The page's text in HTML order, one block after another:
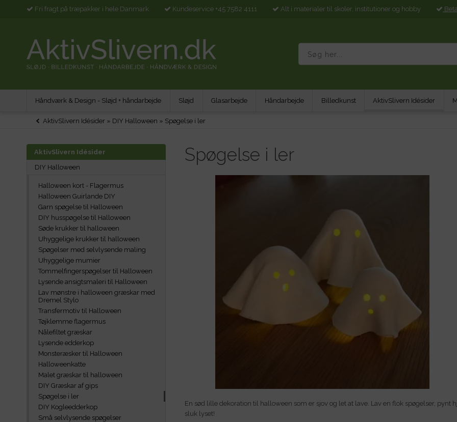
Fri fragt på træpakker i hele Danmark Kundeservice +45 7582 4111 Alt i materialer til skoler, institutioner og hobby
Håndværk & Design - Sløjd + håndarbejde Sløjd Glasarbejde Håndarbejde Billedkunst AktivSlivern Idésider
AktivSlivern Idésider » DIY Halloween » Spøgelse i ler
AktivSlivern Idésider
DIY Halloween
Halloween kort - Flagermus
Halloween Guirlande DIY
Garn spøgelse til Halloween
DIY husspøgelse til Halloween
Søde krukker til halloween
Uhyggelige krukker til halloween
Spøgelser med selvlysende maling
Uhyggelige mumier
Tommelfingerspøgelser til Halloween
Lysende ansigtsmaleri til Halloween
Lav mønstre i halloween græskar med
Dremel Stylo
Transfermotiv til Halloween
Tøjklemme flagermus
Nålefiltet græskar
Lysende edderkop
Monsteræsker til Halloween
Halloweenkatte
Malet græskar til halloween
DIY Græskar af gips
Spøgelse i ler
DIY Kogleedderkop
Små selvlysende spøgelser
Spøgelse i ler
En sød lille dekoration til halloween som er sjov og let at lave. Lav en flok spøgelser, pynt
sluk lyset!